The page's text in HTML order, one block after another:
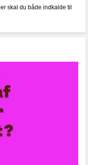
skal du både indkalde til